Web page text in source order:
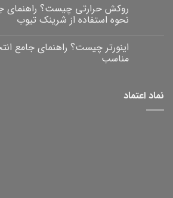
برای
راهنمای
جامع
صوتی،
تصویری
و
خرید
۱۴۰۵
ثبت
نشده
روکش حرارتی چیست؟ راهنمای
نحوه استفاده از شرینک تیوب
برای
روکش
حرارتی
انواع،
کاربردها
ثبت
نشده
اینورتر چیست؟ راهنمای جامع
مناسب
اینورتر
چیست؟
نشده
نماد اعتماد